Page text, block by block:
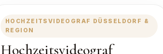
HOCHZEITSVIDEOGRAF DÜSSELDORF &
REGION
Hochzeitsvideograf